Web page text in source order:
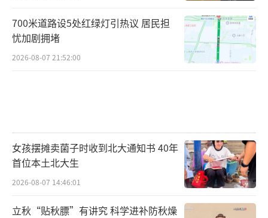
700米道路设5处红绿灯引热议 居民担
忧加剧拥堵
2026-08-07 21:52:00
女孩摆摊卖菌子时收到北大通知书 40年
首位本土北大生
2026-08-07 14:46:01
立秋“贴秋膘”有讲究 科学进补防秋燥